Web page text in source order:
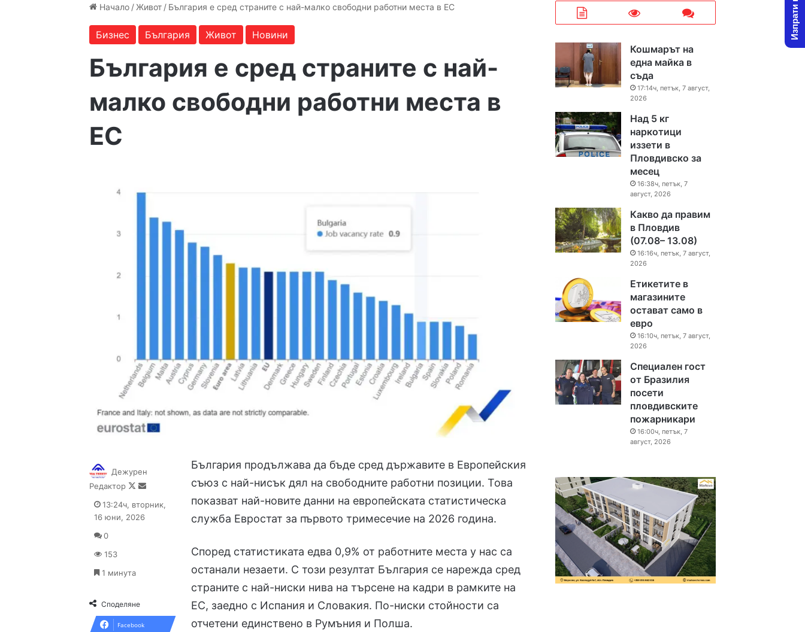
Начало / Живот / България е сред страните с най-малко свободни работни места в ЕС
Бизнес България Живот Новини
България е сред страните с най-
малко свободни работни места в
ЕС
България продължава да бъде сред държавите в Европейския
съюз с най-нисък дял на свободните работни позиции. Това
показват най-новите данни на европейската статистическа
служба Евростат за първото тримесечие на 2026 година.
Според статистиката едва 0,9% от работните места у нас са
останали незаети. С този резултат България се нарежда сред
страните с най-ниски нива на търсене на кадри в рамките на
ЕС, заедно с Испания и Словакия. По-ниски стойности са
отчетени единствено в Румъния и Полша.
Дежурен
Редактор
Follow
X
Send
email
13:24ч, вторник,
16 юни, 2026
0
153
1 минута
Споделяне
Facebook
Кошмарът на
една майка в
съда
17:14ч, петък, 7 август,
2026
Над 5 кг
наркотици
иззети в
Пловдивско за
месец
16:38ч, петък, 7
август, 2026
Какво да правим
в Пловдив
(07.08– 13.08)
16:16ч, петък, 7 август,
2026
Етикетите в
магазините
остават само в
евро
16:10ч, петък, 7 август,
2026
Специален гост
от Бразилия
посети
пловдивските
пожарникари
16:00ч, петък, 7
август, 2026